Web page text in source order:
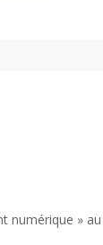
numérique » au